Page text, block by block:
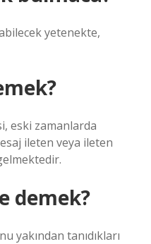
yetenekte,
eski zamanlarda
ileten veya ileten
demek?
yakından tanıdıkları